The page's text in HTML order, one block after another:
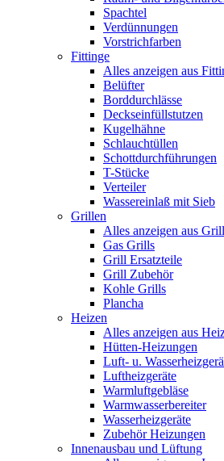
Spachtel
Verdünnungen
Vorstrichfarben
Fittinge
Alles anzeigen aus
Belüfter
Borddurchlässe
Deckseinfüllstutzen
Kugelhähne
Schlauchtüllen
Schottdurchführungen
T-Stücke
Verteiler
Wassereinlaß mit Sieb
Grillen
Alles anzeigen aus
Gas Grills
Grill Ersatzteile
Grill Zubehör
Kohle Grills
Plancha
Heizen
Alles anzeigen aus
Hütten-Heizungen
Luft- u.
Luftheizgeräte
Warmluftgebläse
Warmwasserbereiter
Wasserheizgeräte
Zubehör Heizungen
Innenausbau und Lüftung